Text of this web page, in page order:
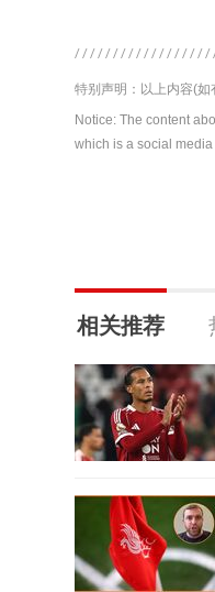
特别声明：以上内容(如
Notice: The content
which is a social
相关推荐